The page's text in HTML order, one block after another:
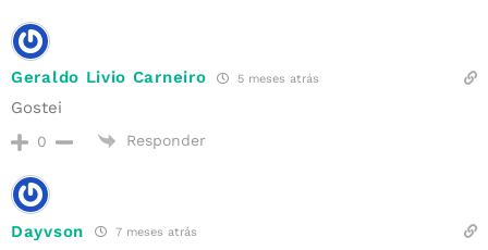
Geraldo Livio Carneiro 5 meses atrás
Gostei
0 Responder
Dayvson 7 meses atrás